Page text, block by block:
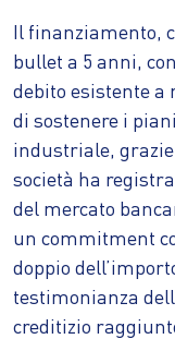
Il finanziamento,
bullet a 5 anni,
debito esistente a
di sostenere i
industriale,
società ha
del mercato
un commitment
doppio
testimonianza
creditizio